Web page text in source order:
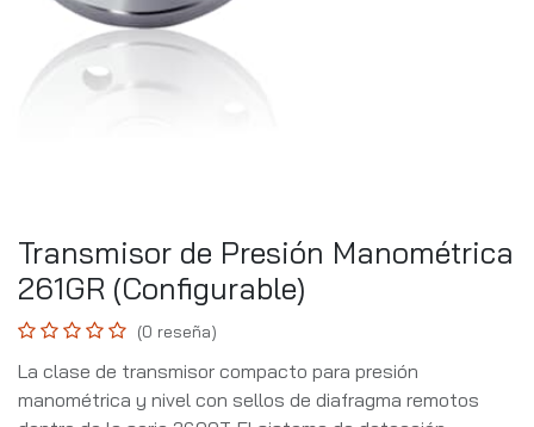
Transmisor de Presión Manométrica
261GR (Configurable)
(0 reseña)
La clase de transmisor compacto para presión
manométrica y nivel con sellos de diafragma remotos